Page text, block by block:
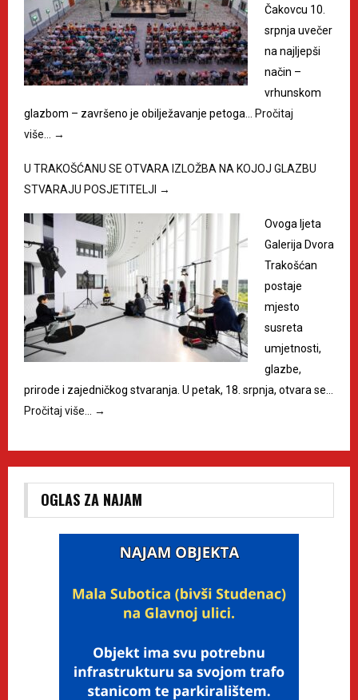
Čakovcu 10.
srpnja uvečer
na najljepši
način –
vrhunskom
glazbom – završeno je obilježavanje petoga… Pročitaj
više… →
U TRAKOŠĆANU SE OTVARA IZLOŽBA NA KOJOJ GLAZBU
STVARAJU POSJETITELJI →
Ovoga ljeta
Galerija Dvora
Trakošćan
postaje
mjesto
susreta
umjetnosti,
glazbe,
prirode i zajedničkog stvaranja. U petak, 18. srpnja, otvara se…
Pročitaj više… →
OGLAS ZA NAJAM